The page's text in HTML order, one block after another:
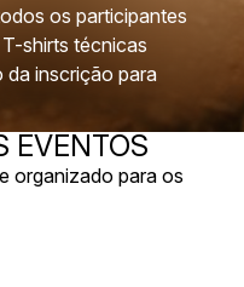
os participantes
shirts técnicas
da inscrição para
EVENTOS
organizado para os